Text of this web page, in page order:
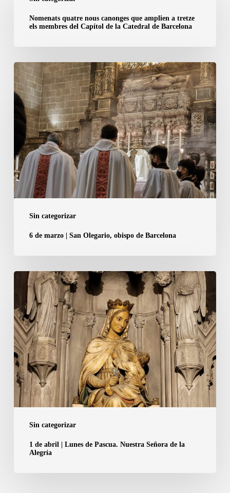
quatre
canonges
tretze
els
membres
Capítol
de
la
Catedral
Barcelona
Nomenats quatre nous canonges que amplien a tretze
els membres del Capítol de la Catedral de Barcelona
Sin categorizar
6
de
marzo
Olegario,
obispo
de
Barcelona
6 de marzo | San Olegario, obispo de Barcelona
Sin categorizar
de
abril
|
Lunes
de
Pascua.
Nuestra
Señora
de
1 de abril | Lunes de Pascua. Nuestra Señora de la
Alegría